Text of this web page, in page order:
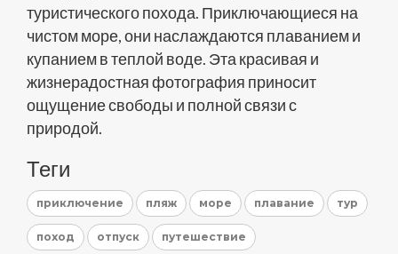
туристического похода. Приключающиеся на
чистом море, они наслаждаются плаванием и
купанием в теплой воде. Эта красивая и
жизнерадостная фотография приносит
ощущение свободы и полной связи с
природой.
Теги
приключение пляж море плавание тур
поход отпуск путешествие